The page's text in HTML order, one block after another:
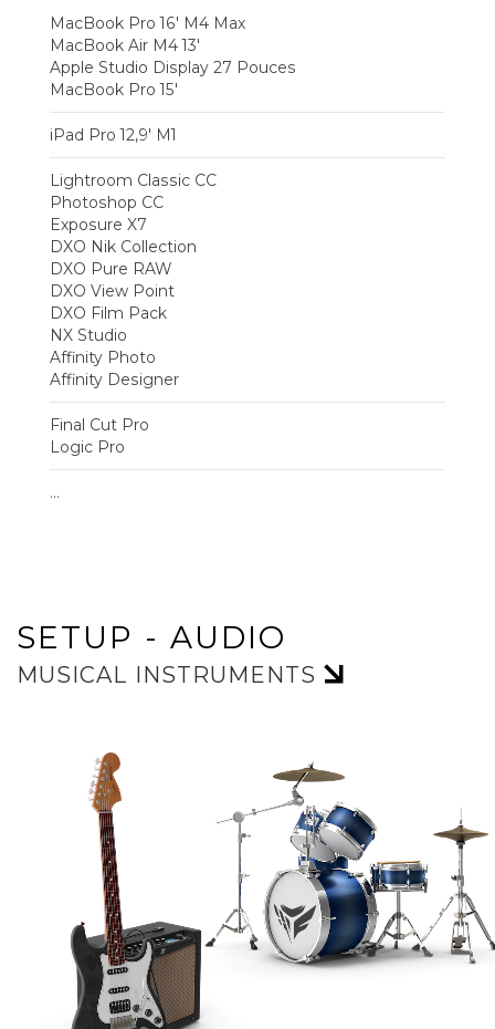
MacBook Pro 16' M4 Max
MacBook Air M4 13'
Apple Studio Display 27 Pouces
MacBook Pro 15'
iPad Pro 12,9' M1
Lightroom Classic CC
Photoshop CC
Exposure X7
DXO Nik Collection
DXO Pure RAW
DXO View Point
DXO Film Pack
NX Studio
Affinity Photo
Affinity Designer
Final Cut Pro
Logic Pro
...
SETUP - AUDIO
MUSICAL INSTRUMENTS